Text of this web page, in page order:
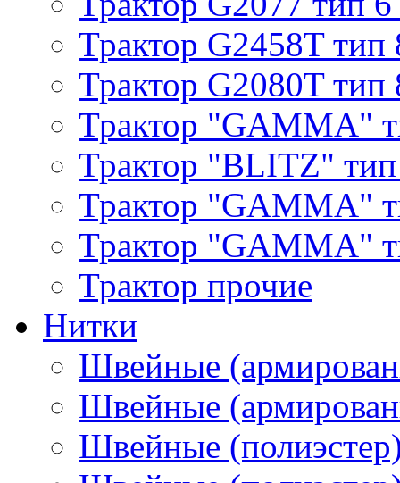
Трактор G2458T тип
Трактор G2080T тип
Трактор "GAMMA"
Трактор "BLITZ"
Трактор "GAMMA"
Трактор "GAMMA"
Трактор прочие
Нитки
Швейные
Швейные
Швейные